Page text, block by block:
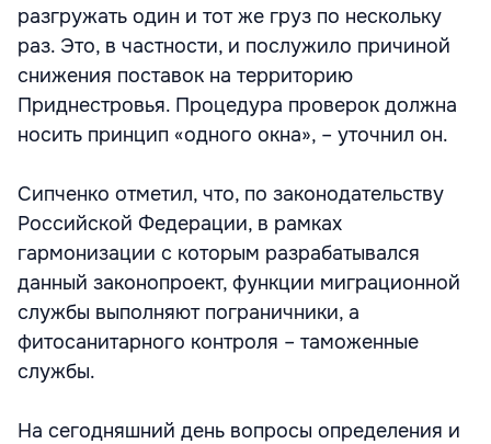
разгружать один и тот же груз по нескольку
раз. Это, в частности, и послужило причиной
снижения поставок на территорию
Приднестровья. Процедура проверок должна
носить принцип «одного окна», – уточнил он.
Сипченко отметил, что, по законодательству
Российской Федерации, в рамках
гармонизации с которым разрабатывался
данный законопроект, функции миграционной
службы выполняют пограничники, а
фитосанитарного контроля – таможенные
службы.
На сегодняшний день вопросы определения и